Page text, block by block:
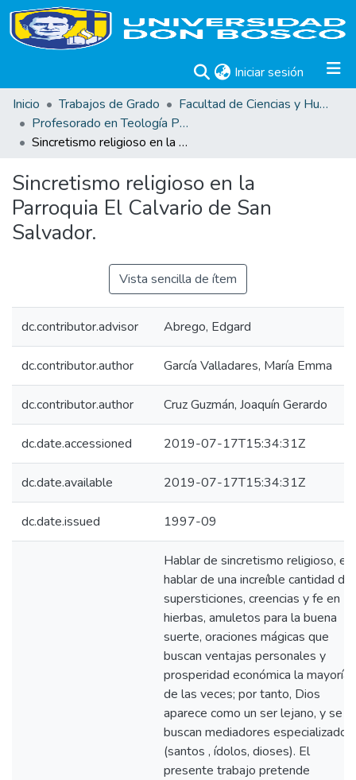
Iniciar sesión (current)
Inicio
Trabajos de Grado
Facultad de Ciencias y Humanidades
Profesorado en Teología Pastoral
Sincretismo religioso en la Parroquia El Calvario de San Salvador.
Sincretismo religioso en la
Parroquia El Calvario de San
Salvador.
Vista sencilla de ítem
dc.contributor.advisor Abrego, Edgard
dc.contributor.author García Valladares, María Emma
dc.contributor.author Cruz Guzmán, Joaquín Gerardo
dc.date.accessioned 2019-07-17T15:34:31Z
dc.date.available 2019-07-17T15:34:31Z
dc.date.issued 1997-09
Hablar de sincretismo religioso, es
hablar de una increíble cantidad de
supersticiones, creencias y fe en
hierbas, amuletos para la buena
suerte, oraciones mágicas que
buscan ventajas personales y
prosperidad económica la mayoría
de las veces; por tanto, Dios
aparece como un ser lejano, y se
buscan mediadores especializados
(santos , ídolos, dioses). El
presente trabajo pretende